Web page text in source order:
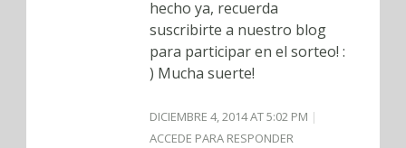
hecho ya, recuerda
suscribirte a nuestro blog
para participar en el sorteo! :
) Mucha suerte!
DICIEMBRE 4, 2014 AT 5:02 PM
ACCEDE PARA RESPONDER